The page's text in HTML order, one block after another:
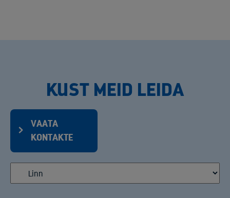
KUST MEID LEIDA
VAATA
KONTAKTE